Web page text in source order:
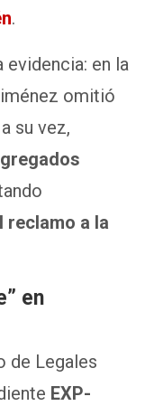
.
evidencia: en la
omitió
su vez,
reclamo a la
en
de Legales
EXP-